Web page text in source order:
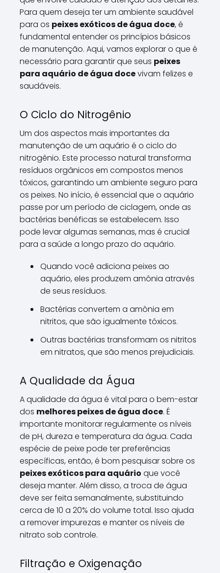
Para quem deseja ter um ambiente saudável
para os peixes exóticos de água doce, é
fundamental entender os princípios básicos
de manutenção. Aqui, vamos explorar o que é
necessário para garantir que seus peixes
para aquário de água docevivam felizes e
saudáveis.
O Ciclo do Nitrogênio
Um dos aspectos mais importantes da
manutenção de um aquário é o ciclo do
nitrogênio. Este processo natural transforma
resíduos orgânicos em compostos menos
tóxicos, garantindo um ambiente seguro para
os peixes. No início, é essencial que o aquário
passe por um período de ciclagem, onde as
bactérias benéficas se estabelecem. Isso
pode levar algumas semanas, mas é crucial
para a saúde a longo prazo do aquário.
Quando você adiciona peixes ao
aquário, eles produzem amônia através
de seus resíduos.
Bactérias convertem a amônia em
nitritos, que são igualmente tóxicos.
Outras bactérias transformam os nitritos
em nitratos, que são menos prejudiciais.
A Qualidade da Água
A qualidade da água é vital para o bem-estar
dos melhores peixes de água doce. É
importante monitorar regularmente os níveis
de pH, dureza e temperatura da água. Cada
espécie de peixe pode ter preferências
específicas, então, é bom pesquisar sobre os
peixes exóticos para aquário que você
deseja manter. Além disso, a troca de água
deve ser feita semanalmente, substituindo
cerca de 10 a 20% do volume total. Isso ajuda
a remover impurezas e manter os níveis de
nitrato sob controle.
Filtração e Oxigenação